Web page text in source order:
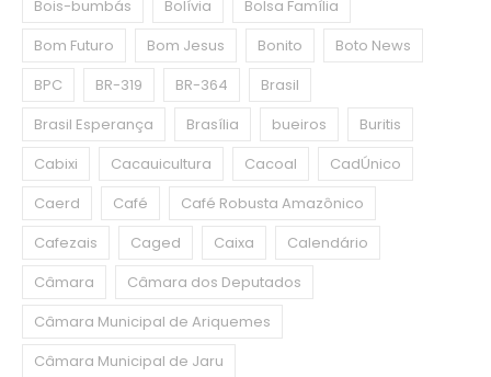
Bois-bumbás
Bolívia
Bolsa Família
Bom Futuro
Bom Jesus Bonito
Boto News
BPC
BR-319 BR-364
Brasil
Brasil Esperança
Brasília bueiros
Buritis
Cabixi
Cacauicultura Cacoal
CadÚnico
Caerd
Café
Café Robusta Amazônico
Cafezais
Caged Caixa
Calendário
Câmara
Câmara dos Deputados
Câmara Municipal de Ariquemes
Câmara Municipal de Jaru